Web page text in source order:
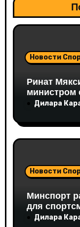
п
м
Новости
Ринат
министром
развитие
Дилара
Новости
Минспорт
для
дисциплин
Дилара